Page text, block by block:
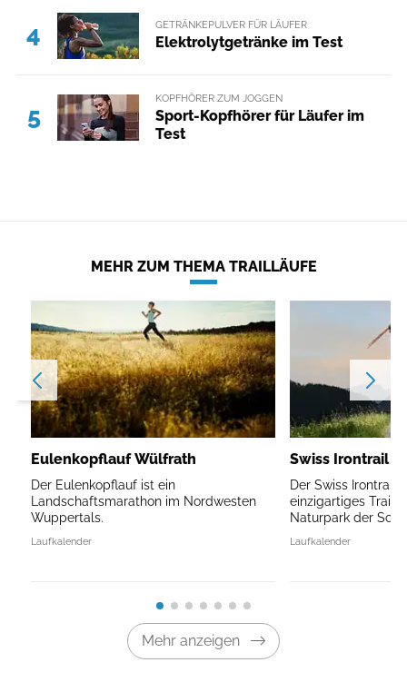
4 GETRÄNKEPULVER FÜR LÄUFER
Elektrolytgetränke im Test
5
KOPFHÖRER ZUM JOGGEN
Sport-Kopfhörer für Läufer im
Test
MEHR ZUM THEMA TRAILLÄUFE
Eulenkopflauf Wülfrath
Der Eulenkopflauf ist ein
Landschaftsmarathon im Nordwesten
Wuppertals.
Laufkalender
Swiss Irontrail
Der Swiss Irontrail
einzigartiges
Naturpark der
Laufkalender
Mehr anzeigen